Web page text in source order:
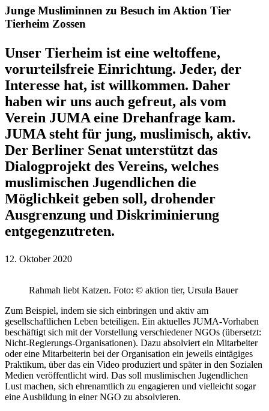
Junge Musliminnen zu Besuch im Aktion Tier
Tierheim Zossen
Unser Tierheim ist eine weltoffene,
vorurteilsfreie Einrichtung. Jeder, der
Interesse hat, ist willkommen. Daher
haben wir uns auch gefreut, als vom
Verein JUMA eine Drehanfrage kam.
JUMA steht für jung, muslimisch, aktiv.
Der Berliner Senat unterstützt das
Dialogprojekt des Vereins, welches
muslimischen Jugendlichen die
Möglichkeit geben soll, drohender
Ausgrenzung und Diskriminierung
entgegenzutreten.
12. Oktober 2020
Rahmah liebt Katzen. Foto: © aktion tier, Ursula Bauer
Zum Beispiel, indem sie sich einbringen und aktiv am
gesellschaftlichen Leben beteiligen. Ein aktuelles JUMA-Vorhaben
beschäftigt sich mit der Vorstellung verschiedener NGOs (übersetzt:
Nicht-Regierungs-Organisationen). Dazu absolviert ein Mitarbeiter
oder eine Mitarbeiterin bei der Organisation ein jeweils eintägiges
Praktikum, über das ein Video produziert und später in den Sozialen
Medien veröffentlicht wird. Das soll muslimischen Jugendlichen
Lust machen, sich ehrenamtlich zu engagieren und vielleicht sogar
eine Ausbildung in einer NGO zu absolvieren.